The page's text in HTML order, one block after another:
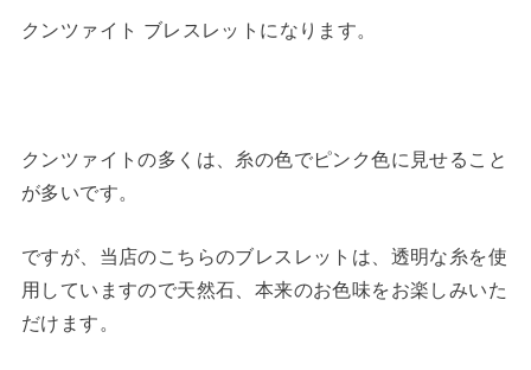
クンツァイト ブレスレットになります。
クンツァイトの多くは、糸の色でピンク色に見せること
が多いです。
ですが、当店のこちらのブレスレットは、透明な糸を使
用していますので天然石、本来のお色味をお楽しみいた
だけます。